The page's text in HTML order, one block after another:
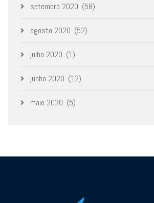
setembro 2020 (58)
agosto 2020 (52)
julho 2020 (1)
junho 2020 (12)
maio 2020 (5)